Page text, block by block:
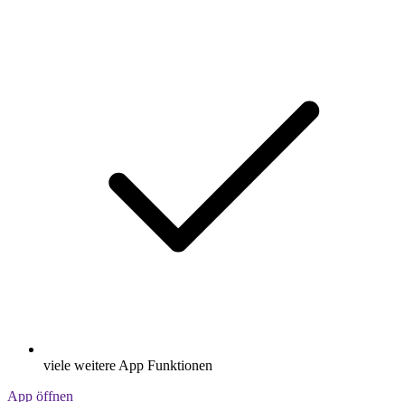
viele weitere App Funktionen
App öffnen